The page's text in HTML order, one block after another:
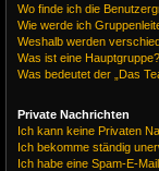
Wo finde ich die
Wie werde ich
Weshalb werden
Was ist eine Hauptgruppe?
Was bedeutet der „Das
Private Nachrichten
Ich kann keine Privaten
Ich bekomme ständig
Ich habe eine Spam-E-